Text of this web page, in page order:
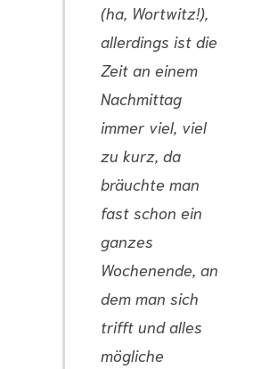
(ha, Wortwitz!),
allerdings ist die
Zeit an einem
Nachmittag
immer viel, viel
zu kurz, da
bräuchte man
fast schon ein
ganzes
Wochenende, an
dem man sich
trifft und alles
mögliche